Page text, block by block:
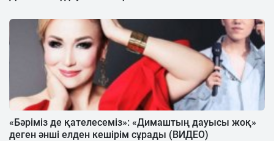
«Бәріміз де қателесеміз»: «Димаштың дауысы жоқ»
деген әнші елден кешірім сұрады (ВИДЕО)